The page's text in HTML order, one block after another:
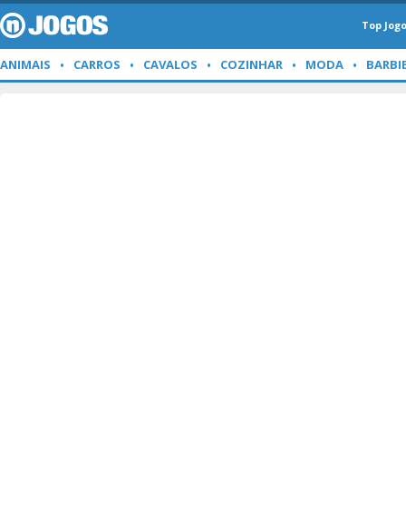
Top
ANIMAIS CARROS CAVALOS COZINHAR MODA